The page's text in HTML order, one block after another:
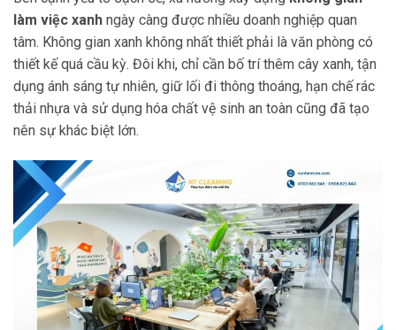
làm việc xanh ngày càng được nhiều doanh nghiệp quan
tâm. Không gian xanh không nhất thiết phải là văn phòng có
thiết kế quá cầu kỳ. Đôi khi, chỉ cần bố trí thêm cây xanh, tận
dụng ánh sáng tự nhiên, giữ lối đi thông thoáng, hạn chế rác
thải nhựa và sử dụng hóa chất vệ sinh an toàn cũng đã tạo
nên sự khác biệt lớn.